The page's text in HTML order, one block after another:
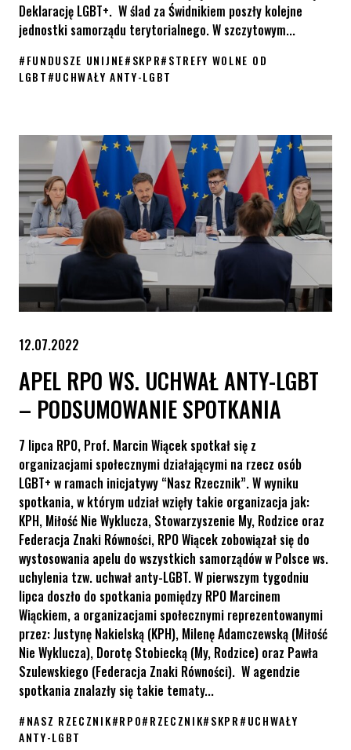
Deklarację LGBT+. W ślad za Świdnikiem poszły kolejne
jednostki samorządu terytorialnego. W szczytowym...
#FUNDUSZE UNIJNE#SKPR#STREFY WOLNE OD
LGBT#UCHWAŁY ANTY-LGBT
12.07.2022
APEL RPO WS. UCHWAŁ ANTY-LGBT
– PODSUMOWANIE SPOTKANIA
7 lipca RPO, Prof. Marcin Wiącek spotkał się z
organizacjami społecznymi działającymi na rzecz osób
LGBT+ w ramach inicjatywy “Nasz Rzecznik”. W wyniku
spotkania, w którym udział wzięły takie organizacja jak:
KPH, Miłość Nie Wyklucza, Stowarzyszenie My, Rodzice oraz
Federacja Znaki Równości, RPO Wiącek zobowiązał się do
wystosowania apelu do wszystkich samorządów w Polsce ws.
uchylenia tzw. uchwał anty-LGBT. W pierwszym tygodniu
lipca doszło do spotkania pomiędzy RPO Marcinem
Wiąckiem, a organizacjami społecznymi reprezentowanymi
przez: Justynę Nakielską (KPH), Milenę Adamczewską (Miłość
Nie Wyklucza), Dorotę Stobiecką (My, Rodzice) oraz Pawła
Szulewskiego (Federacja Znaki Równości). W agendzie
spotkania znalazły się takie tematy...
#NASZ RZECZNIK#RPO#RZECZNIK#SKPR#UCHWAŁY
ANTY-LGBT